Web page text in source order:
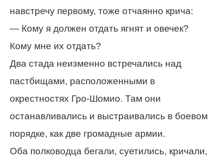
навстречу первому, тоже отчаянно крича:
— Кому я должен отдать ягнят и овечек?
Кому мне их отдать?
Два стада неизменно встречались над
пастбищами, расположенными в
окрестностях Гро-Шомио. Там они
останавливались и выстраивались в боевом
порядке, как две громадные армии.
Оба полководца бегали, суетились, кричали,